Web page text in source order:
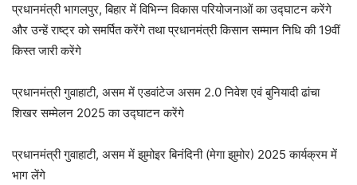
प्रधानमंत्री भागलपुर, बिहार में विभिन्न विकास परियोजनाओं का उद्घाटन करेंगे
और उन्हें राष्ट्र को समर्पित करेंगे तथा प्रधानमंत्री किसान सम्मान निधि की 19वीं
किस्त जारी करेंगे
प्रधानमंत्री गुवाहाटी, असम में एडवांटेज असम 2.0 निवेश एवं बुनियादी ढांचा
शिखर सम्मेलन 2025 का उद्घाटन करेंगे
प्रधानमंत्री गुवाहाटी, असम में झुमोइर बिनंदिनी (मेगा झुमोर) 2025 कार्यक्रम में
भाग लेंगे